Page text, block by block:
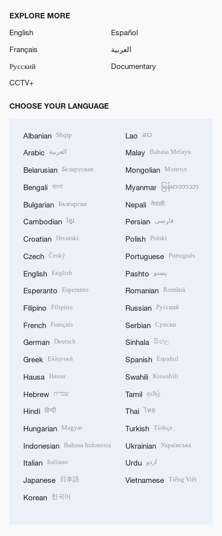
EXPLORE MORE
English
Español
Français
العربية
Русский
Documentary
CCTV+
CHOOSE YOUR LANGUAGE
Albanian Shqip
Arabic العربية
Belarusian Беларуская
Bengali বাংলা
Bulgarian Български
Cambodian ខ្មែរ
Croatian Hrvatski
Czech Český
English English
Esperanto Esperanto
Filipino Filipino
French Français
German Deutsch
Greek Ελληνικά
Hausa Hausa
Hebrew עברית
Hindi हिन्दी
Hungarian Magyar
Indonesian Bahasa Indonesia
Italian Italiano
Japanese 日本語
Korean 한국어
Lao ລາວ
Malay Bahasa Melayu
Mongolian Монгол
Myanmar မြန်မာဘာသာ
Nepali नेपाली
Persian فارسی
Polish Polski
Portuguese Português
Pashto پښتو
Romanian Română
Russian Русский
Serbian Српски
Sinhala සිංහල
Spanish Español
Swahili Kiswahili
Tamil தமிழ்
Thai ไทย
Turkish Türkçe
Ukrainian Українська
Urdu اردو
Vietnamese Tiếng Việt